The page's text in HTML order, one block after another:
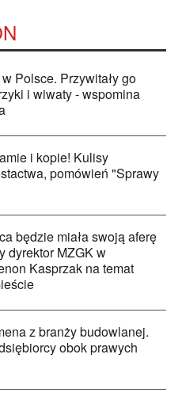
Polsce. Przywitały go
i wiwaty - wspomina
i kopie! Kulisy
pomówień "Sprawy
będzie miała swoją aferę
dyrektor MZGK w
Kasprzak na temat
z branży budowlanej.
obok prawych